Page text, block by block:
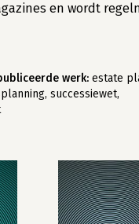
en wordt
werk: estate
successiewet,